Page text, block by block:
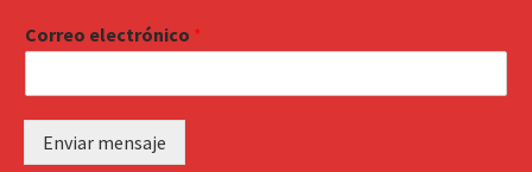
Correo electrónico *
Enviar mensaje